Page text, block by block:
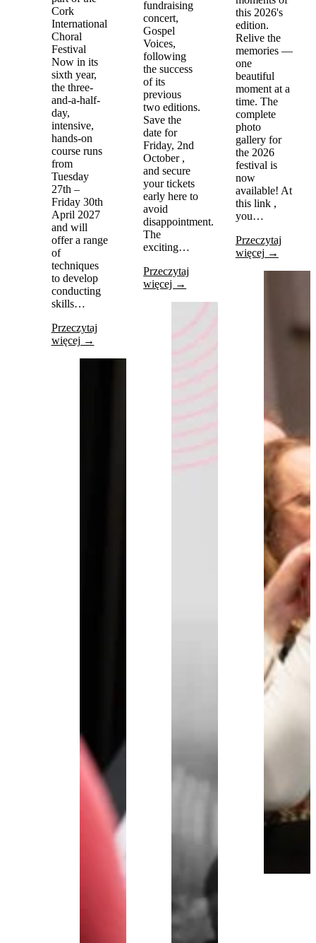
Cork
International
Choral
Festival
Now in its
sixth year,
the three-
and-a-half-
day,
intensive,
hands-on
course runs
from
Tuesday
27th –
Friday 30th
April 2027
and will
offer a range
of
techniques
to develop
conducting
skills…
Przeczytaj
więcej →
fundraising
concert,
Gospel
Voices,
following
the success
of its
previous
two editions.
Save the
date for
Friday, 2nd
October ,
and secure
your tickets
early here to
avoid
disappointment.
The
exciting…
Przeczytaj
więcej →
this 2026's
edition.
Relive the
memories —
one
beautiful
moment at a
time. The
complete
photo
gallery for
the 2026
festival is
now
available! At
this link ,
you…
Przeczytaj
więcej →